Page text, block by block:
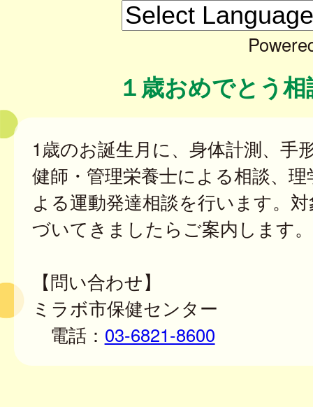
１歳おめでとう相
1歳のお誕生月に、身体計測、手
健師・管理栄養士による相談、
よる運動発達相談を行います。
づいてきましたらご案内します。
【問い合わせ】
ミラボ市保健センター
電話： 03-6821-8600